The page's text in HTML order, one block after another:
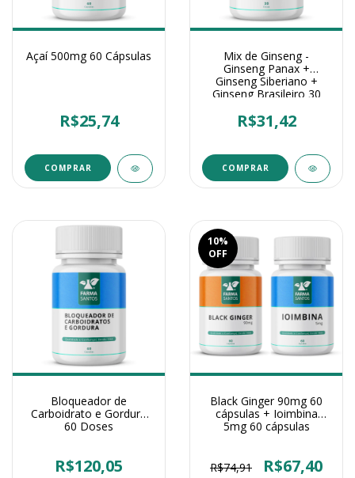
Açaí 500mg 60 Cápsulas
R$25,74
Mix de Ginseng -
Ginseng Panax +
Ginseng Siberiano +
Ginseng Brasileiro 30
R$31,42
Bloqueador de
Carboidrato e Gordura
60 Doses
R$120,05
10%
OFF
Black Ginger 90mg 60
cápsulas + Ioimbina
5mg 60 cápsulas
R$74,91 R$67,40